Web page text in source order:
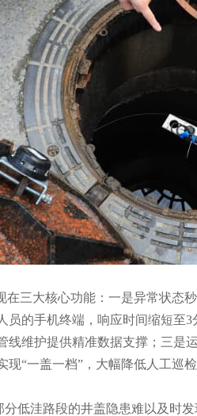
在三大核心功能：一是异常状态
员的手机终端，响应时间缩短至
线维护提供精准数据支撑；三是
“一盖一档”，大幅降低人工巡检
分低洼路段的井盖隐患难以及